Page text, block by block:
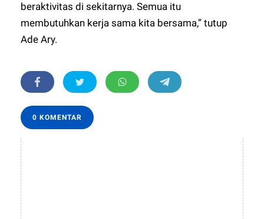
beraktivitas di sekitarnya. Semua itu
membutuhkan kerja sama kita bersama,” tutup
Ade Ary.
0 KOMENTAR